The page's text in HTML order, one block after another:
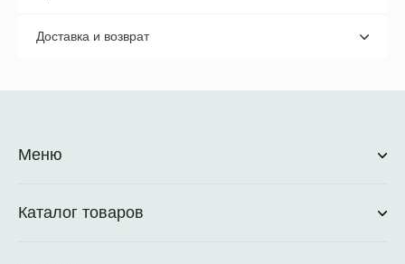
Доставка и возврат
Меню
Каталог товаров